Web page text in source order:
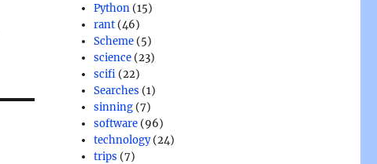
Python (15)
rant (46)
Scheme (5)
science (23)
scifi (22)
Searches (1)
sinning (7)
software (96)
technology(24)
trips (7)